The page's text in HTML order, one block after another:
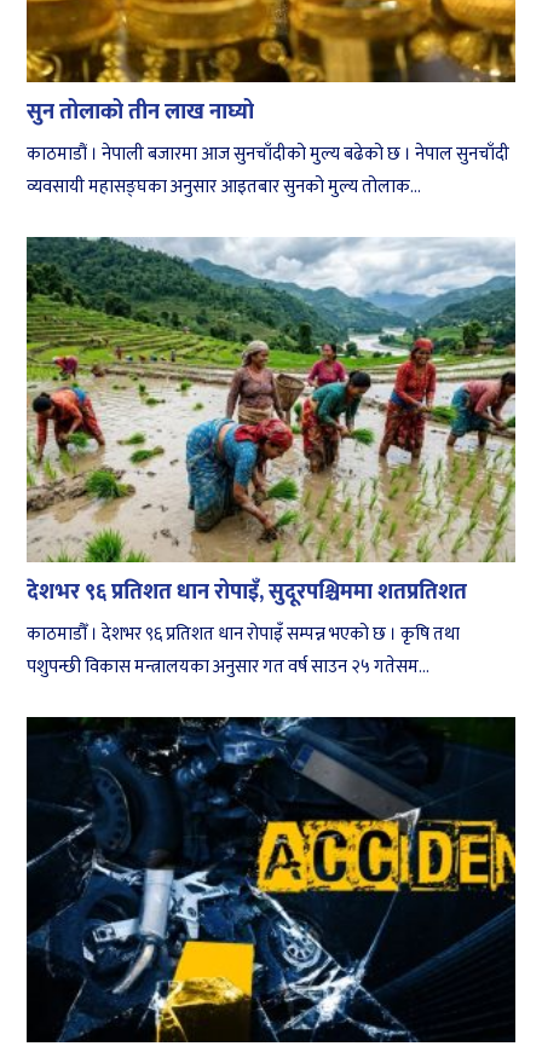
सुन तोलाको तीन लाख नाघ्यो
काठमाडौं । नेपाली बजारमा आज सुनचाँदीको मुल्य बढेको छ । नेपाल सुनचाँदी
व्यवसायी महासङ्घका अनुसार आइतबार सुनको मुल्य तोलाक...
देशभर ९६ प्रतिशत धान रोपाइँ, सुदूरपश्चिममा शतप्रतिशत
काठमाडौँ । देशभर ९६ प्रतिशत धान रोपाइँ सम्पन्न भएको छ । कृषि तथा
पशुपन्छी विकास मन्त्रालयका अनुसार गत वर्ष साउन २५ गतेसम...